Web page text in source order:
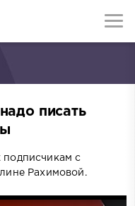
писать
подписчикам с
Рахимовой.